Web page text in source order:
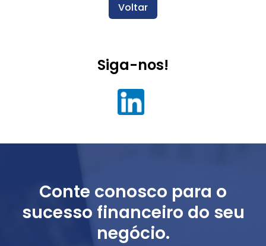
Voltar
Siga-nos!
Conte conosco para o
sucesso financeiro do seu
negócio.